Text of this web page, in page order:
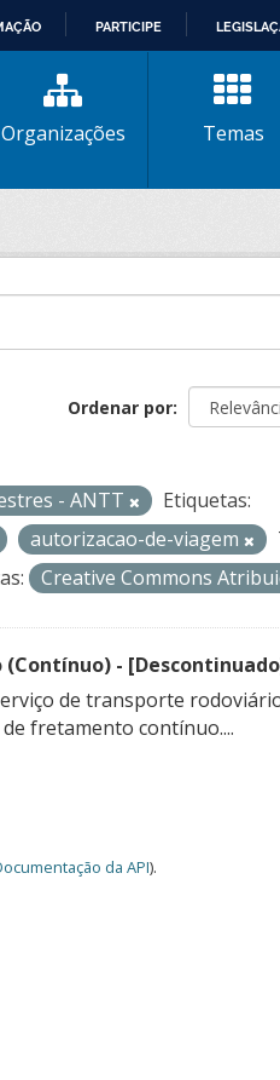
PARTICIPE
Organizações Temas
Ordenar por
- ANTT
Etiquetas:
autorizacao-de-viagem
Creative Commons
-
de transporte
fretamento contínuo....
da API).